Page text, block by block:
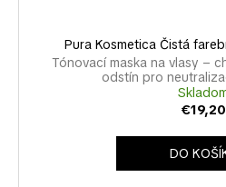
Pura Kosmetica Čistá
Tónovací maska na vlasy –
odstín pro
€19,20
DO